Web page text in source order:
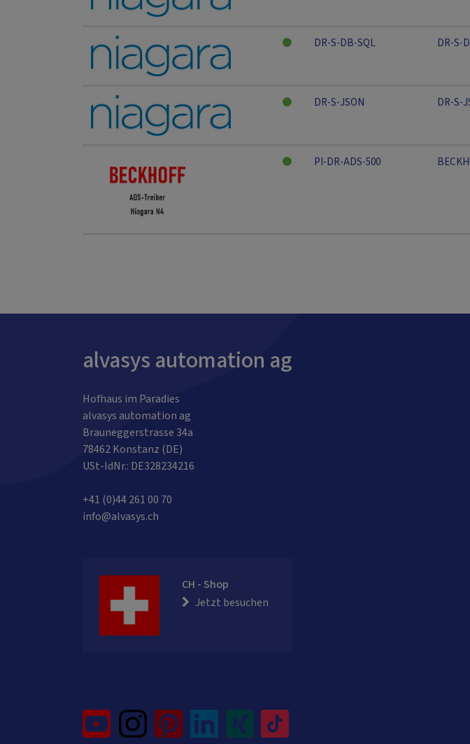
DR-S-DB-SQL DR-S-
DR-S-JSON DR-S-
PI-DR-ADS-500
alvasys automation ag
Hofhaus im Paradies
alvasys automation ag
Brauneggerstrasse 34a
78462 Konstanz (DE)
USt-IdNr.: DE328234216
+41 (0)44 261 00 70
info@alvasys.ch
CH - Shop
Jetzt besuchen